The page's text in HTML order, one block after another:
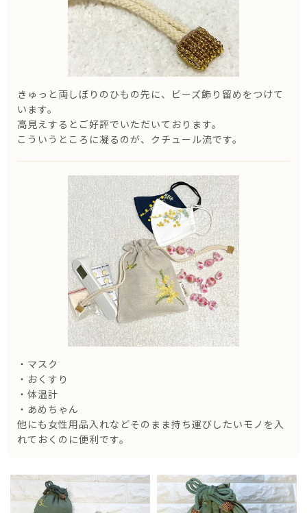
きゅっと両しぼりのひもの先に、ビーズ飾り留めをつけて
います。
高見えするとご好評でいただいております。
こういうところに凝るのが、クチュール流です。
・マスク
・おくすり
・体温計
・あめちゃん
他にも女性用品入れなどそのまま持ち運びしたいモノを入
れておくのに便利です。